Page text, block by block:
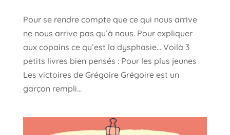
Pour se rendre compte que ce qui nous arrive
ne nous arrive pas qu’à nous. Pour expliquer
aux copains ce qu’est la dysphasie… Voilà 3
petits livres bien pensés : Pour les plus jeunes
Les victoires de Grégoire Grégoire est un
garçon rempli...